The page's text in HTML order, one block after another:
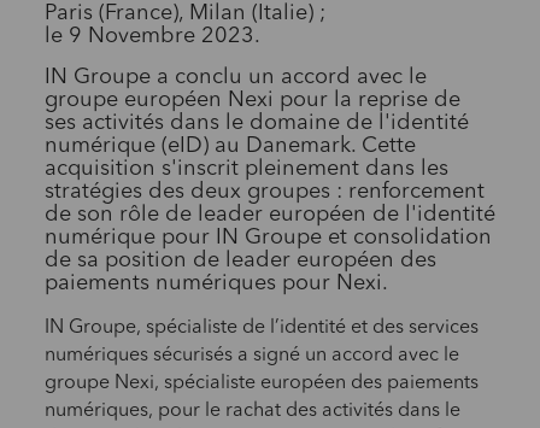
Paris (France), Milan (Italie) ;
le 9 Novembre 2023.
IN Groupe a conclu un accord avec le
groupe européen Nexi pour la reprise de
ses activités dans le domaine de l'identité
numérique (eID) au Danemark. Cette
acquisition s'inscrit pleinement dans les
stratégies des deux groupes : renforcement
de son rôle de leader européen de l'identité
numérique pour IN Groupe et consolidation
de sa position de leader européen des
paiements numériques pour Nexi.
IN Groupe, spécialiste de l’identité et des services
numériques sécurisés a signé un accord avec le
groupe Nexi, spécialiste européen des paiements
numériques, pour le rachat des activités dans le